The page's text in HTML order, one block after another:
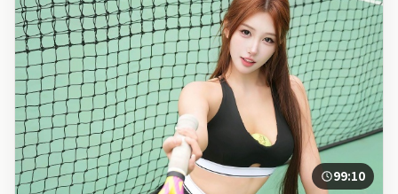
99:10